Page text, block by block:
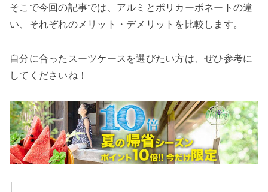
そこで今回の記事では、アルミとポリカーボネートの違
い、それぞれのメリット・デメリットを比較します。
自分に合ったスーツケースを選びたい方は、ぜひ参考に
してくださいね！